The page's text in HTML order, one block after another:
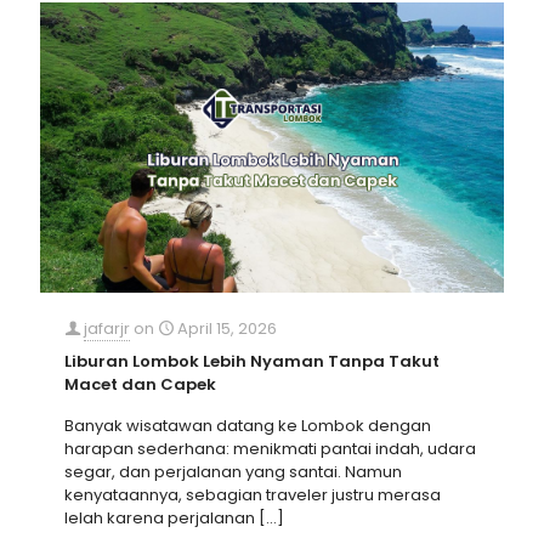
jafarjr on
April 15, 2026
Liburan Lombok Lebih Nyaman Tanpa Takut
Macet dan Capek
Banyak wisatawan datang ke Lombok dengan
harapan sederhana: menikmati pantai indah, udara
segar, dan perjalanan yang santai. Namun
kenyataannya, sebagian traveler justru merasa
lelah karena perjalanan […]